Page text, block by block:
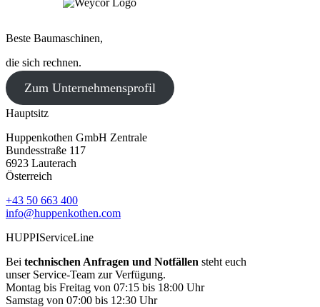
Beste Baumaschinen,
die sich rechnen.
Zum Unternehmensprofil
Hauptsitz
Huppenkothen GmbH Zentrale
Bundesstraße 117
6923 Lauterach
Österreich
+43 50 663 400
info@huppenkothen.com
HUPPIServiceLine
Bei technischen Anfragen und Notfällen steht euch
unser Service-Team zur Verfügung.
Montag bis Freitag von 07:15 bis 18:00 Uhr
Samstag von 07:00 bis 12:30 Uhr